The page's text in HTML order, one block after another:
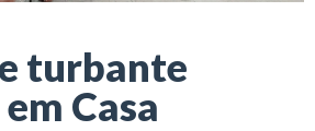
turbante
Casa